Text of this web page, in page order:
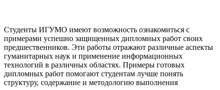
Студенты ИГУМО имеют возможность ознакомиться с
примерами успешно защищенных дипломных работ своих
предшественников. Эти работы отражают различные аспекты
гуманитарных наук и применение информационных
технологий в различных областях. Примеры готовых
дипломных работ помогают студентам лучше понять
структуру, содержание и методологию выполнения